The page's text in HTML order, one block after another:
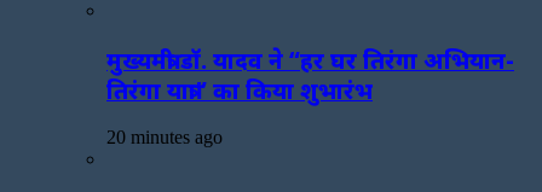
मुख्यमंत्री डॉ. यादव ने “हर घर तिरंगा अभियान-
तिरंगा यात्रा” का किया शुभारंभ
20 minutes ago